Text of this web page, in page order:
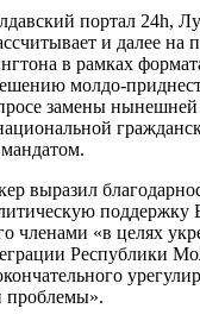
портал 24h,
и далее на
в рамках
молдо-
замены нынешней
выразил
поддержку
членами «в целях
Республики
проблемы».